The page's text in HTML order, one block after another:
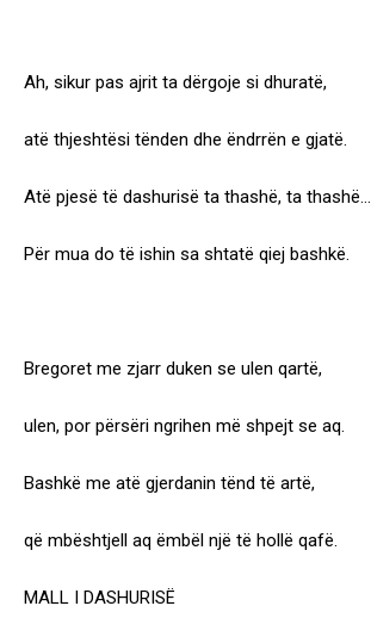
Ah, sikur pas ajrit ta dërgoje si dhuratë,
atë thjeshtësi tënden dhe ëndrrën e gjatë.
Atë pjesë të dashurisë ta thashë, ta thashë…
Për mua do të ishin sa shtatë qiej bashkë.
Bregoret me zjarr duken se ulen qartë,
ulen, por përsëri ngrihen më shpejt se aq.
Bashkë me atë gjerdanin tënd të artë,
që mbështjell aq ëmbël një të hollë qafë.
MALL I DASHURISË